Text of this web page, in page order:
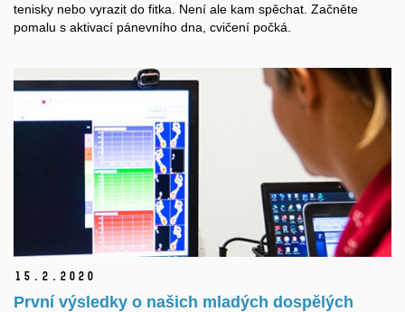
tenisky nebo vyrazit do fitka. Není ale kam spěchat. Začněte
pomalu s aktivací pánevního dna, cvičení počká.
15. 2. 2020
První výsledky o našich mladých dospělých